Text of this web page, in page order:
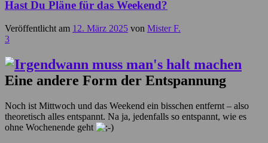
Hast Du Pläne für das Weekend?
Veröffentlicht am 12. März 2025 von Mister F.
3
Eine andere Form der Entspannung
Noch ist Mittwoch und das Weekend ein bisschen entfernt – also
theoretisch alles entspannt. Na ja, jedenfalls so entspannt, wie es
ohne Wochenende geht